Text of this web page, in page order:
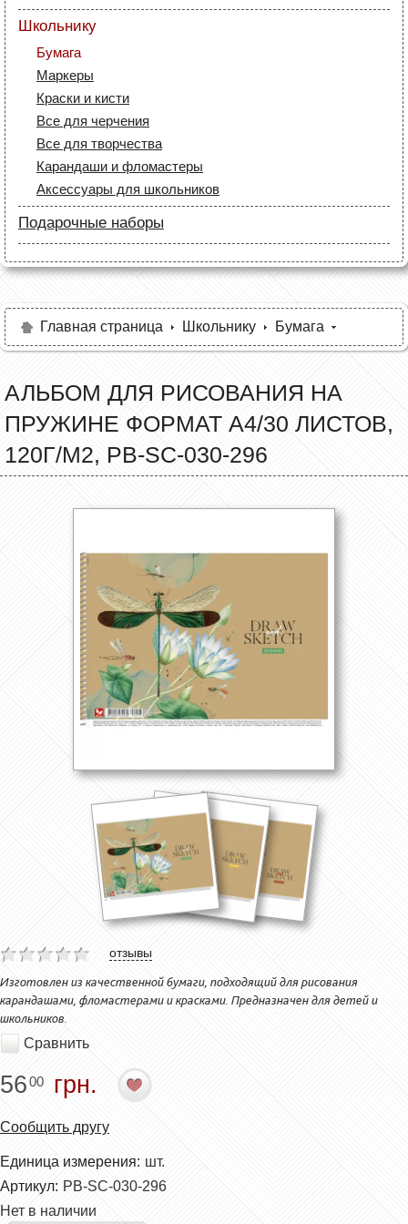
Лайнеры (рапидографы)
Аксессуары для дизайнеров
Карандаши
Холсты и бумага
Кисти и мастихины
Мольберты и этюдники
Рапидографы и лайнеры
Аксессуары для художников
Бумага
Лайнеры
Маркеры
Карандаши
Все для черчения
Аксессуары для студентов
Школьнику
Бумага
Маркеры
Краски и кисти
Все для черчения
Все для творчества
Карандаши и фломастеры
Аксессуары для школьников
Подарочные наборы
Карандаши
Краски и кисти
Разное
Главная страница Школьнику Бумага
АЛЬБОМ ДЛЯ РИСОВАНИЯ НА
ПРУЖИНЕ ФОРМАТ А4/30 ЛИСТОВ,
120Г/М2, PB-SC-030-296
отзывы
Изготовлен из качественной бумаги, подходящий для рисования
карандашами, фломастерами и красками. Предназначен для детей и
школьников.
Сравнить
5600 грн.
Сообщить другу
Единица измерения: шт.
Артикул: PB-SC-030-296
Нет в наличии